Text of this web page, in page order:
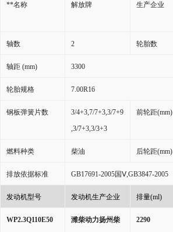
**名称 解放牌 生产企业
轴数 2 轮胎数
轴距 (mm) 3300
轮胎规格 7.00R16
钢板弹簧片数
3/4+3,7/7+3,3/7+9
,3/7+3,3/3+3
前轮距(mm)
燃料种类 柴油 后轮距(mm)
排放依据标准 GB17691-2005国Ⅴ,GB3847-2005
发动机型号 发动机生产企业 排量(ml)
WP2.3Q110E50 潍柴动力扬州柴 2290